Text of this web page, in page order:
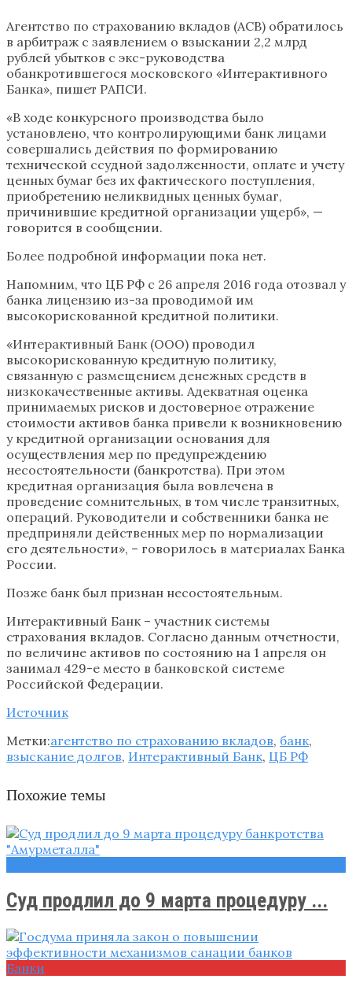
Агентство по страхованию вкладов (АСВ) обратилось
в арбитраж с заявлением о взыскании 2,2 млрд
рублей убытков c экс-руководства
обанкротившегося московского «Интерактивного
Банка», пишет РАПСИ.
«В ходе конкурсного производства было
установлено, что контролирующими банк лицами
совершались действия по формированию
технической ссудной задолженности, оплате и учету
ценных бумаг без их фактического поступления,
приобретению неликвидных ценных бумаг,
причинившие кредитной организации ущерб», —
говорится в сообщении.
Более подробной информации пока нет.
Напомним, что ЦБ РФ с 26 апреля 2016 года отозвал у
банка лицензию из-за проводимой им
высокорискованной кредитной политики.
«Интерактивный Банк (ООО) проводил
высокорискованную кредитную политику,
связанную с размещением денежных средств в
низкокачественные активы. Адекватная оценка
принимаемых рисков и достоверное отражение
стоимости активов банка привели к возникновению
у кредитной организации основания для
осуществления мер по предупреждению
несостоятельности (банкротства). При этом
кредитная организация была вовлечена в
проведение сомнительных, в том числе транзитных,
операций. Руководители и собственники банка не
предприняли действенных мер по нормализации
его деятельности», – говорилось в материалах Банка
России.
Позже банк был признан несостоятельным.
Интерактивный Банк – участник системы
страхования вкладов. Согласно данным отчетности,
по величине активов по состоянию на 1 апреля он
занимал 429-е место в банковской системе
Российской Федерации.
Источник
Метки:агентство по страхованию вкладов, банк,
взыскание долгов, Интерактивный Банк, ЦБ РФ
Похожие темы
Суд продлил до 9 марта процедуру ...
Банки